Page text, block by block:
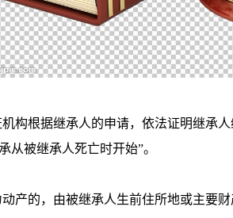
根据继承人的申请，依法证明继承人
从被继承人死亡时开始”。
的，由被继承人生前住所地或主要财